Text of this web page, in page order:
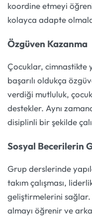
koordine etmeyi
kolayca adapte
Özgüven Kazanma
Çocuklar, cimnastikte
başarılı oldukça
verdiği mutluluk,
destekler. Aynı
disiplinli bir şekilde
Sosyal Becerilerin
Grup derslerinde
takım çalışması,
geliştirmelerini
almayı öğrenir ve